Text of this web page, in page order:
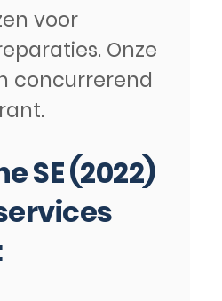
voor
Onze
concurrerend
SE (2022)